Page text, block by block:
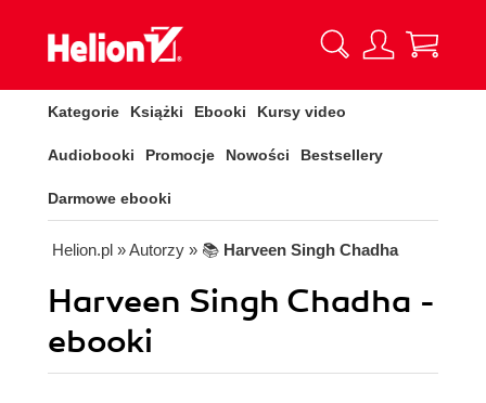
Kategorie Książki Ebooki Kursy video
Audiobooki Promocje Nowości Bestsellery
Darmowe ebooki
Helion.pl » Autorzy » 📚 Harveen Singh Chadha
Harveen Singh Chadha -
ebooki